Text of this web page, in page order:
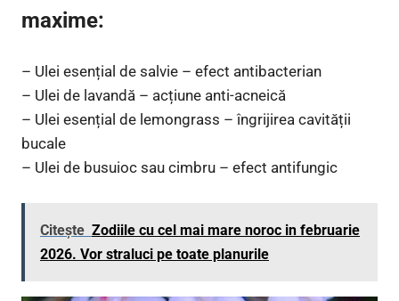
maxime:
– Ulei esențial de salvie – efect antibacterian
– Ulei de lavandă – acțiune anti-acneică
– Ulei esențial de lemongrass – îngrijirea cavității
bucale
– Ulei de busuioc sau cimbru – efect antifungic
Citește Zodiile cu cel mai mare noroc in februarie
2026. Vor straluci pe toate planurile